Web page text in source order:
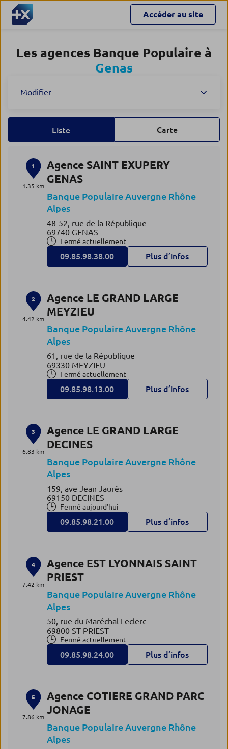
Accéder au site
Les agences Banque Populaire à
Genas
Modifier
Liste Carte
1
1.35 km
Agence SAINT EXUPERY
GENAS
Banque Populaire Auvergne Rhône
Alpes
48-52, rue de la République
69740 GENAS
Fermé actuellement
09.85.98.38.00 Plus d’infos
2
4.42 km
Agence LE GRAND LARGE
MEYZIEU
Banque Populaire Auvergne Rhône
Alpes
61, rue de la République
69330 MEYZIEU
Fermé actuellement
09.85.98.13.00 Plus d’infos
3
6.83 km
Agence LE GRAND LARGE
DECINES
Banque Populaire Auvergne Rhône
Alpes
159, ave Jean Jaurès
69150 DECINES
Fermé aujourd'hui
09.85.98.21.00 Plus d’infos
4
7.42 km
Agence EST LYONNAIS SAINT
PRIEST
Banque Populaire Auvergne Rhône
Alpes
50, rue du Maréchal Leclerc
69800 ST PRIEST
Fermé actuellement
09.85.98.24.00 Plus d’infos
5
7.86 km
Agence COTIERE GRAND PARC
JONAGE
Banque Populaire Auvergne Rhône
Alpes